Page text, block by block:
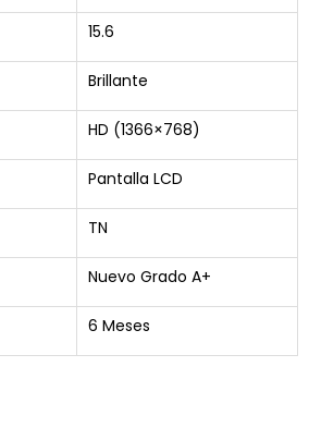
15.6
Brillante
HD (1366×768)
Pantalla LCD
TN
Nuevo Grado A+
6 Meses